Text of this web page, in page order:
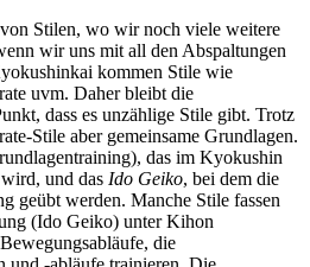
Stilen, wo wir noch viele weitere
wir uns mit all den Abspaltungen
kommen Stile wie
uvm. Daher bleibt die
dass es unzählige Stile gibt. Trotz
Stile aber gemeinsame Grundlagen.
das im Kyokushin
und das Ido Geiko, bei dem die
geübt werden. Manche Stile fassen
(Ido Geiko) unter Kihon
die